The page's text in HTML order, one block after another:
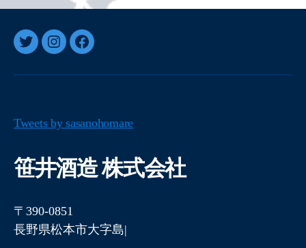
蔵
TwitterInstagramFacebook
Tweets by sasanohomare
笹井酒造 株式会社
〒390-0851
長野県松本市大字島内3